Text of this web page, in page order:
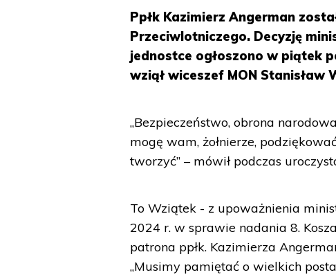
Ppłk Kazimierz Angerman
Przeciwlotniczego. Decyzję
jednostce ogłoszono w piątek
wziął wiceszef MON Stanisław
„Bezpieczeństwo, obrona
mogę wam, żołnierze,
tworzyć” – mówił podczas
To Wziątek - z upoważnienia
2024 r. w sprawie nadania 8.
patrona ppłk. Kazimierza
„Musimy pamiętać o wielkich